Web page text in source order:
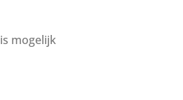
mogelijk